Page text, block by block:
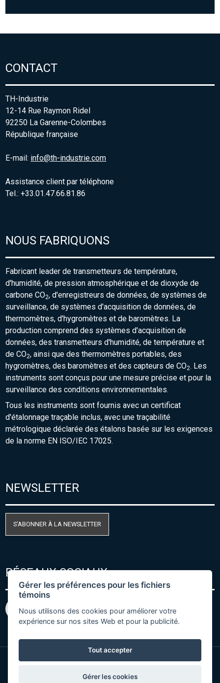
CONTACT
TH-Industrie
12-14 Rue Raymon Ridel
92250 La Garenne-Colombes
République française
E-mail: info@th-industrie.com
Assistance client par téléphone
Tel.: +33.01.47.66.81.86
NOUS FABRIQUONS
Fabricant leader de transmetteurs de température,
d'humidité, de pression atmosphérique et de dioxyde de
carbone CO2, d'enregistreurs de données, de systèmes de
surveillance, de systèmes d'acquisition de données, de
thermomètres, d'hygromètres et de baromètres. La
production comprend des systèmes d'acquisition de
données, des transmetteurs d'humidité, de température et
de CO2, ainsi que des thermomètres portables, des
hygromètres, des baromètres et des capteurs de CO2. Les
instruments sont conçus pour une mesure précise et pour la
surveillance des conditions environnementales.
Tous les instruments sont fournis avec un certificat
d'étalonnage traçable inclus, avec une traçabilité
métrologique déclarée des étalons basée sur les exigences
de la norme EN ISO/IEC 17025.
NEWSLETTER
S'ABONNER À LA NEWSLETTER
RÉSEAUX SOCIAUX
© Copyright 2026 COMET SYSTEM, s.r.o. | Webdesign
Gérer les préférences pour les fichiers
témoins
Nous utilisons des cookies pour améliorer votre
expérience sur nos sites Web et pour la publicité.
Tout accepter
Gérer les cookies